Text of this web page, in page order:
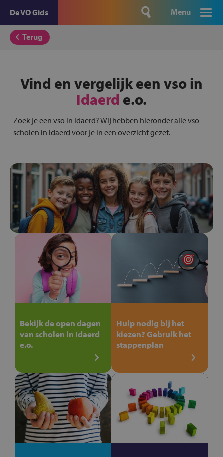
De VO Gids Menu
Terug
Vind en vergelijk een vso in
Idaerd e.o.
Zoek je een vso in Idaerd? Wij hebben hieronder alle vso-
scholen in Idaerd voor je in een overzicht gezet.
Bekijk de open dagen
van scholen in Idaerd
e.o.
Hulp nodig bij het
kiezen? Gebruik het
stappenplan